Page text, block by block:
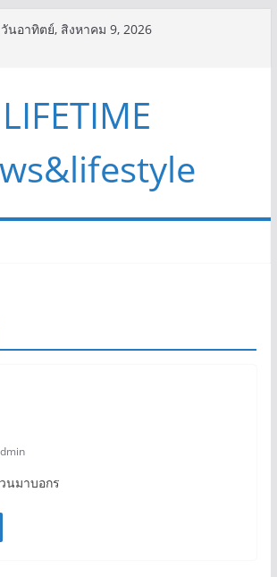
วันอาทิตย์, สิงหาคม 9, 2026
LIFETIME
นมาบอกร